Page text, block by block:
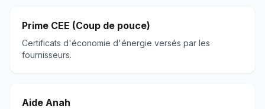
Prime CEE (Coup de pouce)
Certificats d'économie d'énergie versés par les
fournisseurs.
Aide Anah